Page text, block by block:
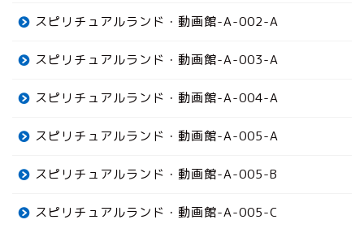
スピリチュアルランド・動画館-A-002-A
スピリチュアルランド・動画館-A-003-A
スピリチュアルランド・動画館-A-004-A
スピリチュアルランド・動画館-A-005-A
スピリチュアルランド・動画館-A-005-B
スピリチュアルランド・動画館-A-005-C